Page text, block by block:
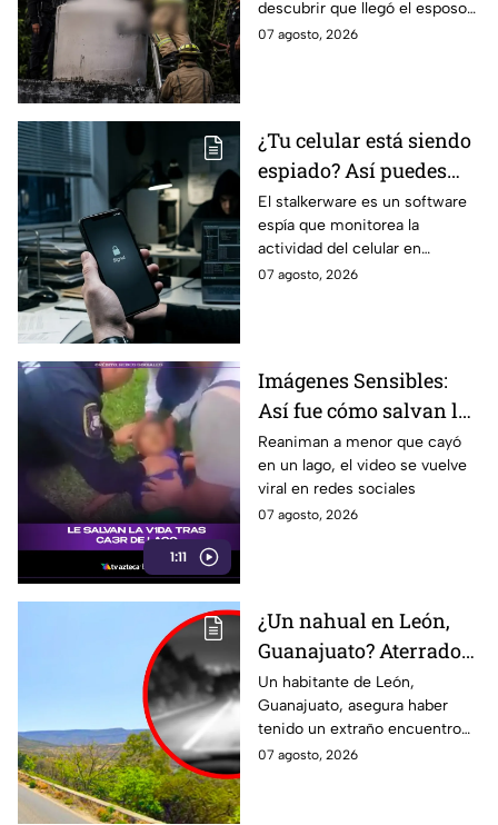
tuvieron que rescatarlo
descubrir que llegó el esposo
de su amante; terminó
07 agosto, 2026
¿Tu celular está siendo
espiado? Así puedes
identificar si alguien
invade tu privacidad
El stalkerware es un software
espía que monitorea la
actividad del celular en
silencio. Conoce cómo opera y
07 agosto, 2026
1:11
Imágenes Sensibles:
Así fue cómo salvan la
v1da de un men0r tras
accidente en lago
Reaniman a menor que cayó
en un lago, el video se vuelve
viral en redes sociales
07 agosto, 2026
¿Un nahual en León,
Guanajuato? Aterrador
avistamiento en la
CARRETERA de Sierra
de Lobos
Un habitante de León,
Guanajuato, asegura haber
tenido un extraño encuentro
en la carretera de Sierra de
07 agosto, 2026